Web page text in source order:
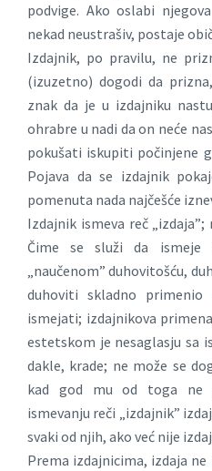
podvige. Ako oslabi
nekad neustrašiv, postaje
Izdajnik, po pravilu, ne
(izuzetno) dogodi da
znak da je u izdajniku
ohrabre u nadi da on neće
pokušati iskupiti počinjene
Pojava da se izdajnik
pomenuta nada najčešće
Izdajnik ismeva reč
Čime se služi da ismeje
„naučenom” duhovitošću,
duhoviti skladno
ismejati; izdajnikova
estetskom je nesaglasju sa
dakle, krade; ne može se
kad god mu od toga ne
ismevanju reči „izdajnik”
svaki od njih, ako već nije
Prema izdajnicima, izdaja